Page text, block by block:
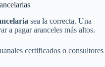
sea la correcta. Una
a pagar aranceles más altos.
certificados o consultores